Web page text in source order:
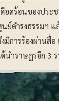
ดือดร้อนของปร
นย์ดำรงธรรมฯ
งมีการร้องผ่านสื่
ด้นำราษฎรอีก 3